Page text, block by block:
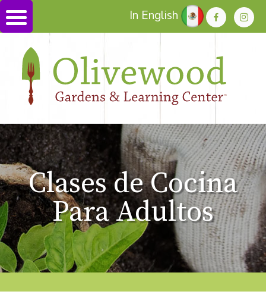
In English
Clases de Cocina
Para Adultos